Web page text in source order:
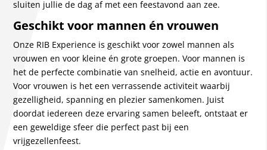
sluiten jullie de dag af met een feestavond aan zee.
Geschikt voor mannen én vrouwen
Onze RIB Experience is geschikt voor zowel mannen als
vrouwen en voor kleine én grote groepen. Voor mannen is
het de perfecte combinatie van snelheid, actie en avontuur.
Voor vrouwen is het een verrassende activiteit waarbij
gezelligheid, spanning en plezier samenkomen. Juist
doordat iedereen deze ervaring samen beleeft, ontstaat er
een geweldige sfeer die perfect past bij een
vrijgezellenfeest.